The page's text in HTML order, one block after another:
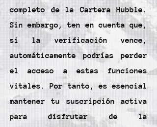
completo de la Cartera Hubble.
Sin embargo, ten en cuenta que,
si la verificación vence,
automáticamente podrías perder
el acceso a estas funciones
vitales. Por tanto, es esencial
mantener tu suscripción activa
para disfrutar de la